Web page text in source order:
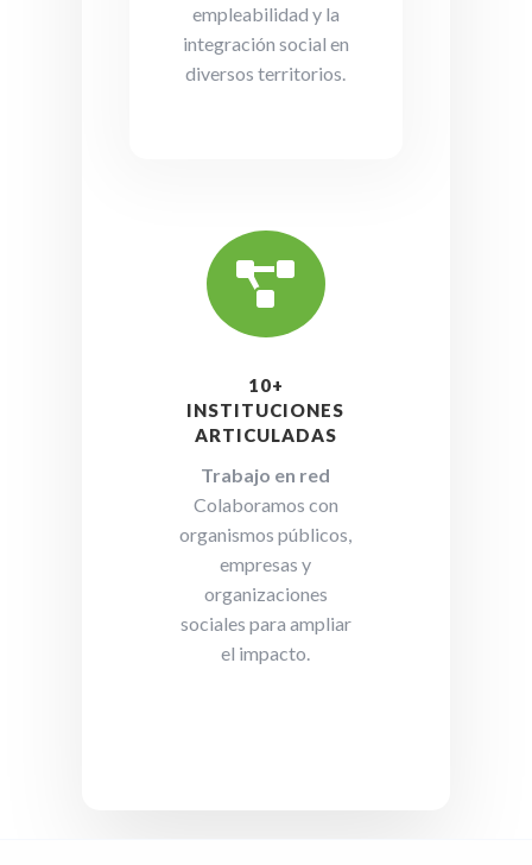
empleabilidad y la
integración social en
diversos territorios.

10+
INSTITUCIONES
ARTICULADAS
Trabajo en red
Colaboramos con
organismos públicos,
empresas y
organizaciones
sociales para ampliar
el impacto.